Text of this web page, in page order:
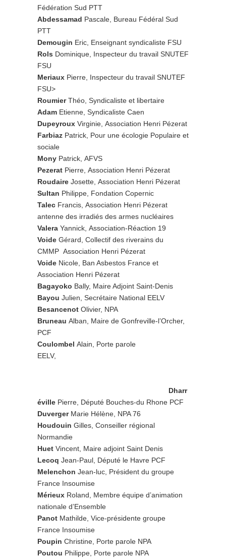
Fédération Sud PTT
Abdessamad Pascale, Bureau Fédéral Sud
PTT
Demougin Eric, Enseignant syndicaliste FSU
Rols Dominique, Inspecteur du travail SNUTEF
FSU
Meriaux Pierre, Inspecteur du travail SNUTEF
FSU>
RoumierThéo, Syndicaliste et libertaire
Adam Etienne, Syndicaliste Caen
Dupeyroux Virginie, Association Henri Pézerat
Farbiaz Patrick, Pour une écologie Populaire et
sociale
Mony Patrick, AFVS
Pezerat Pierre, Association Henri Pézerat
Roudaire Josette, Association Henri Pézerat
Sultan Philippe, Fondation Copernic
Talec Francis, Association Henri Pézerat
antenne des irradiés des armes nucléaires
Valera Yannick, Association-Réaction 19
Voide Gérard, Collectif des riverains du
CMMP Association Henri Pézerat
Voide Nicole, Ban Asbestos France et
Association Henri Pézerat
Bagayoko Bally, Maire Adjoint Saint-Denis
Bayou Julien, Secrétaire National EELV
Besancenot Olivier, NPA
Bruneau Alban, Maire de Gonfreville-l’Orcher,
PCF
Coulombel Alain, Porte parole
EELV,
Dharr
éville Pierre, Député Bouches-du Rhone PCF
DuvergerMarie Hélène, NPA 76
Houdouin Gilles, Conseiller régional
Normandie
Huet Vincent, Maire adjoint Saint Denis
Lecoq Jean-Paul, Député le Havre PCF
Melenchon Jean-luc, Président du groupe
France Insoumise
Mérieux Roland, Membre équipe d’animation
nationale d’Ensemble
Panot Mathilde, Vice-présidente groupe
France Insoumise
Poupin Christine, Porte parole NPA
Poutou Philippe, Porte parole NPA